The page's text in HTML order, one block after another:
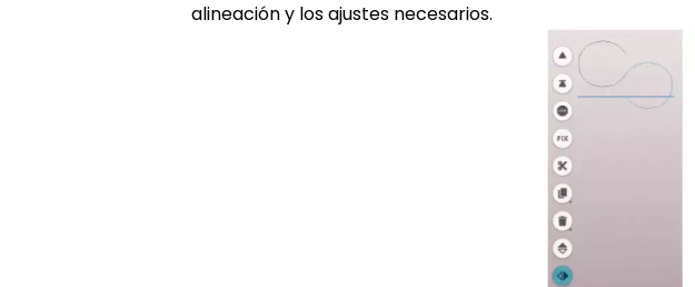
alineación y los ajustes necesarios.